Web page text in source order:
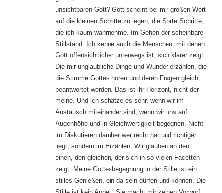
unsichtbaren Gott? Gott scheint bei mir großen Wert
auf die kleinen Schritte zu legen, die Sorte Schritte,
die ich kaum wahrnehme. Im Gehen der scheinbare
Stillstand. Ich kenne auch die Menschen, mit denen
Gott offensichtlicher unterwegs ist, sich klarer zeigt.
Die mir unglaubliche Dinge und Wunder erzählen, die
die Stimme Gottes hören und deren Fragen gleich
beantwortet werden. Das ist ihr Horizont, nicht der
meine. Und ich schätze es sehr, wenn wir im
Austausch miteinander sind, wenn wir uns auf
Augenhöhe und in Gleichwertigkeit begegnen. Nicht
im Diskutieren darüber wer recht hat und richtiger
liegt, sondern im Erzählen. Wir glauben an den
einen, den gleichen, der sich in so vielen Facetten
zeigt. Meine Gottesbegegnung in der Stille ist ein
stilles Genießen, ein da sein dürfen und können. Die